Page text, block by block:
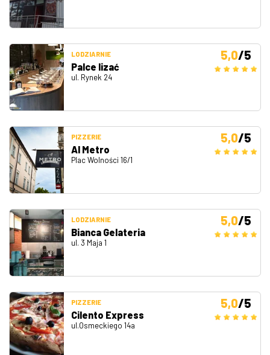
LODZIARNIE
Palce lizać
ul. Rynek 24
5,0/5
PIZZERIE
Al Metro
Plac Wolności 16/1
5,0/5
LODZIARNIE
Bianca Gelateria
ul. 3 Maja 1
5,0/5
PIZZERIE
Cilento Express
ul.Osmeckiego 14a
5,0/5